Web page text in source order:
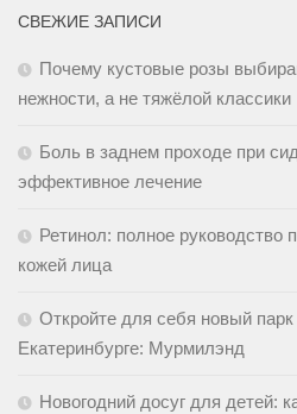
СВЕЖИЕ ЗАПИСИ
Почему кустовые розы
нежности, а не тяжёлой классики
Боль в заднем проходе при
эффективное лечение
Ретинол: полное руководство
кожей лица
Откройте для себя новый
Екатеринбурге: Мурмилэнд
Новогодний досуг для детей: